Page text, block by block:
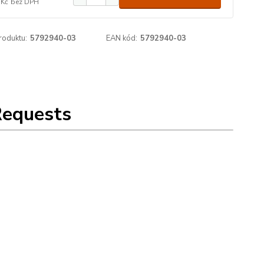
5792940-03 EAN kód: 5792940-03